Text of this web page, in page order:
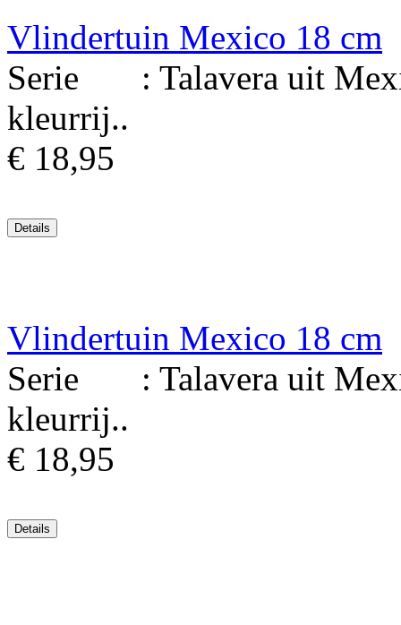
Vlindertuin Mexico 18 cm
Serie : Talavera uit
kleurrij..
€ 18,95
Vlindertuin Mexico 18 cm
Serie : Talavera uit
kleurrij..
€ 18,95